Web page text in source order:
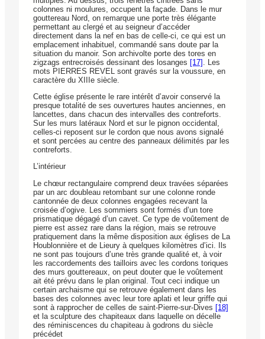
colonnes ni moulures, occupent la façade. Dans le mur
gouttereau Nord, on remarque une porte très élégante
permettant au clergé et au seigneur d’accéder
directement dans la nef en bas de celle-ci, ce qui est un
emplacement inhabituel, commandé sans doute par la
situation du manoir. Son archivolte porte des tores en
zigzags entrecroisés dessinant des losanges [17] . Les
mots PIERRES REVEL sont gravés sur la voussure, en
caractère du XIIIe siècle.
Cette église présente le rare intérêt d’avoir conservé la
presque totalité de ses ouvertures hautes anciennes, en
lancettes, dans chacun des intervalles des contreforts.
Sur les murs latéraux Nord et sur le pignon occidental,
celles-ci reposent sur le cordon que nous avons signalé
et sont percées au centre des panneaux délimités par les
contreforts.
L’intérieur
Le chœur rectangulaire comprend deux travées séparées
par un arc doubleau retombant sur une colonne ronde
cantonnée de deux colonnes engagées recevant la
croisée d’ogive. Les sommiers sont formés d’un tore
prismatique dégagé d’un cavet. Ce type de voûtement de
pierre est assez rare dans la région, mais se retrouve
pratiquement dans la même disposition aux églises de La
Houblonnière et de Lieury à quelques kilomètres d’ici. Ils
ne sont pas toujours d’une très grande qualité et, à voir
les raccordements des tailloirs avec les cordons toriques
des murs gouttereaux, on peut douter que le voûtement
ait été prévu dans le plan original. Tout ceci indique un
certain archaisme qui se retrouve également dans les
bases des colonnes avec leur tore aplati et leur griffe qui
sont à rapprocher de celles de saint-Pierre-sur-Dives [18]
et la sculpture des chapiteaux dans laquelle on décelle
des réminiscences du chapiteau à godrons du siècle
précédet